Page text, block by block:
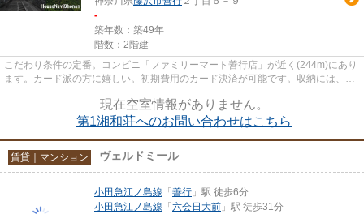
-
築年数：築49年
階数：2階建
こだわり条件の定番。コンビニ「ファミリーマート善行店」が近く(244m)にあり
ます。カード派の方に嬉しい。初期費用のカード決済が可能です。収納には、ど
現在空室情報がありません。
第1湘和荘へのお問い合わせはこちら
賃貸｜マンション ヴェルドミール
小田急江ノ島線 「 善行 」駅 徒歩6分
小田急江ノ島線 「 六会日大前 」駅 徒歩31分